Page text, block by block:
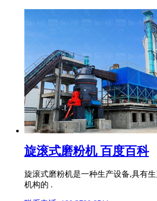
旋滚式磨粉机 百度百科
旋滚式磨粉机是一种生产设备,具有
机构的 .